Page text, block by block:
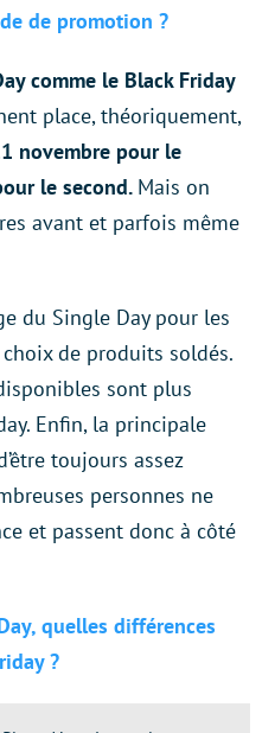
de promotion ?
comme le Black Friday
place, théoriquement,
novembre pour le
le second. Mais on
avant et parfois même
du Single Day pour les
de produits soldés.
sont plus
Enfin, la principale
toujours assez
personnes ne
et passent donc à côté
quelles différences
?